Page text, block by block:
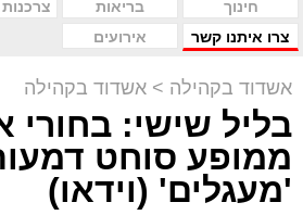
חינוך
בריאות
צרו איתנו קשר
אירועים
אשדוד בקהילה > אשדוד בקהילה
בליל שישי: בחורי
ממופע סוחט
'מעגלים' (וידאו)